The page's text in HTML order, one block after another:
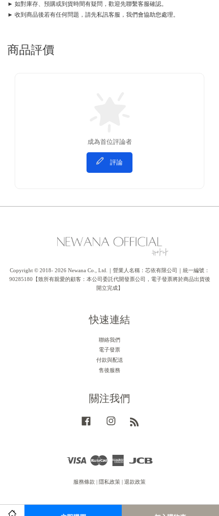
► 如對庫存、預購或到貨時間有疑問，歡迎先聯繫客服確認。
► 收到商品後若有任何問題，請先私訊客服，我們會協助您處理。
商品評價
成為首位評論者
評論
Copyright © 2018- 2026 Newana Co., Ltd.｜營業人名稱：芯依有限公司｜統一編號：
90285180【致所有親愛的顧客：本公司委託代開發票公司，電子發票將於商品出貨後
開立完成】
快速連結
聯絡我們
電子發票
付款與配送
售後服務
關注我們
Facebook Instagram
Visa
American
服務條款 | 隱私政策 | 退款政策